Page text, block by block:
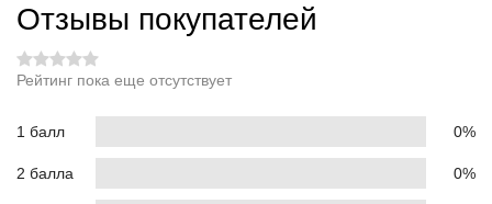
Отзывы покупателей
Рейтинг пока еще отсутствует
1 балл 0%
2 балла 0%